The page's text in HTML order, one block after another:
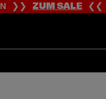
❯❯ZUM SALE❮❮